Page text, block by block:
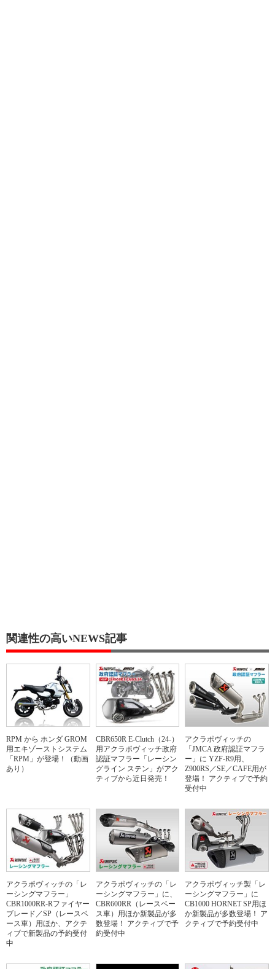
関連性の高いNEWS記事
RPM から ホンダ GROM
用エキゾーストシステム
「RPM」が登場！（動画
あり）
CBR650R E-Clutch（24-）
用アクラポヴィッチ政府
認証マフラー「レーシン
グライン ステン」がアク
ティブから近日発売！
アクラポヴィッチの
「JMCA 政府認証マフラ
ー」に YZF-R9用、
Z900RS／SE／CAFE用が
登場！ アクティブで予約
受付中
アクラポヴィッチの「レ
ーシングマフラー」
CBR1000RR-Rファイヤー
ブレード／SP（レースベ
ース車）用ほか、アクテ
ィブで新製品の予約受付
中
アクラポヴィッチの「レ
ーシングマフラー」に、
CBR600RR（レースベー
ス車）用ほか新製品が多
数登場！ アクティブで予
約受付中
アクラポヴィッチ製「レ
ーシングマフラー」に
CB1000 HORNET SP用ほ
か新製品が多数登場！ ア
クティブで予約受付中